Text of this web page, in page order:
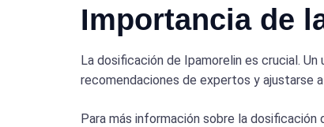
Importancia de
La dosificación de Ipamorelin es crucial.
recomendaciones de expertos y ajustarse
Para más información sobre la